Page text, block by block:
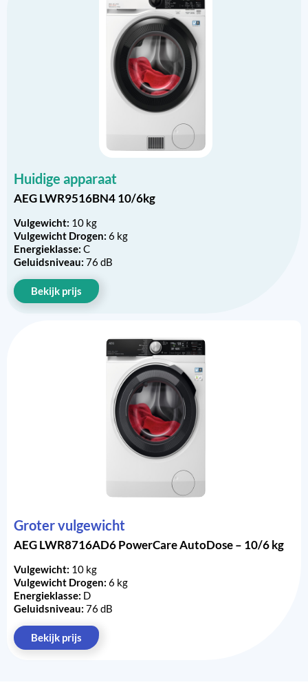
Huidige apparaat
AEG LWR9516BN4 10/6kg
Vulgewicht: 10 kg
Vulgewicht Drogen: 6 kg
Energieklasse: C
Geluidsniveau: 76 dB
Bekijk prijs
Groter vulgewicht
AEG LWR8716AD6 PowerCare AutoDose – 10/6 kg
Vulgewicht: 10 kg
Vulgewicht Drogen: 6 kg
Energieklasse: D
Geluidsniveau: 76 dB
Bekijk prijs